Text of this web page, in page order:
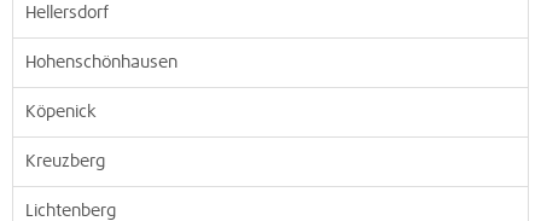
Hellersdorf
Hohenschönhausen
Köpenick
Kreuzberg
Lichtenberg